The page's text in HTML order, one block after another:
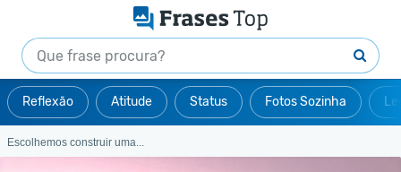
Reflexão Atitude Status Fotos Sozinha
Escolhemos construir uma...